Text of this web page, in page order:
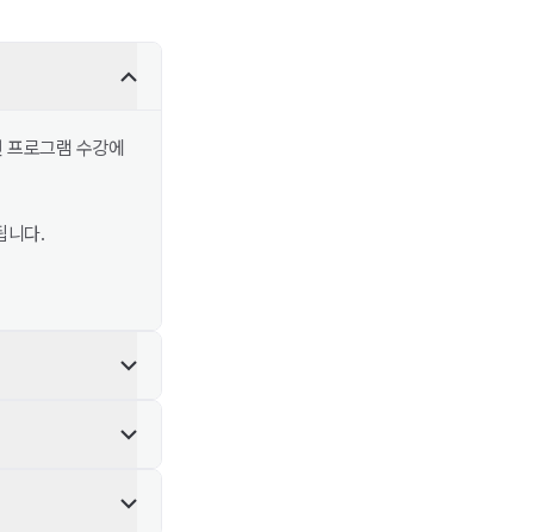
로그램 수강에
니다.